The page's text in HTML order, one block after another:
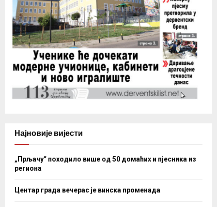
Најновије вијести
„Прљачу“ походило више од 50 домаћих и пјесника из
региона
Центар града вечерас је винска променада